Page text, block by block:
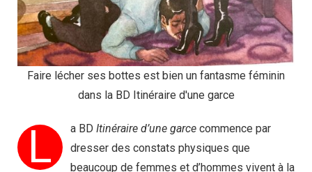
Faire lécher ses bottes est bien un fantasme féminin
dans la BD Itinéraire d'une garce
L a BD Itinéraire d’une garce commence par
dresser des constats physiques que
beaucoup de femmes et d’hommes vivent à la